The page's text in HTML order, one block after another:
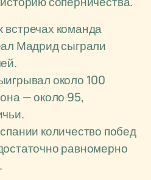
команда
Мадрид сыграли
около 100
— около 95,
количество побед
равномерно